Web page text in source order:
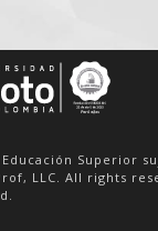
Superior
LLC. All rights